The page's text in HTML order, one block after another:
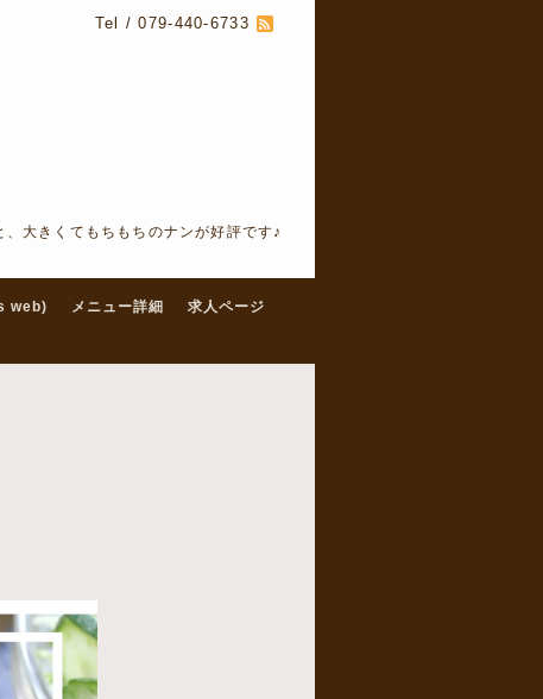
Tel / 079-440-6733
大きくてもちもちのナンが好評です♪
web) メニュー詳細
求人ページ